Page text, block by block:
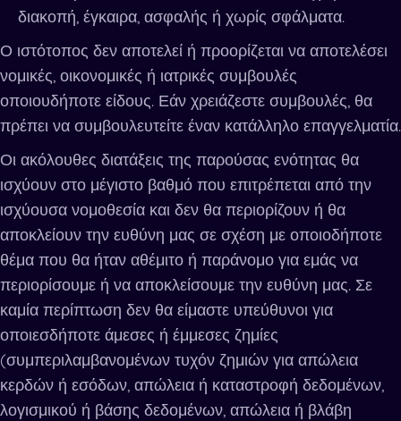
διακοπή, έγκαιρα, ασφαλής ή χωρίς σφάλματα.
Ο ιστότοπος δεν αποτελεί ή προορίζεται να αποτελέσει
νομικές, οικονομικές ή ιατρικές συμβουλές
οποιουδήποτε είδους. Εάν χρειάζεστε συμβουλές, θα
πρέπει να συμβουλευτείτε έναν κατάλληλο επαγγελματία.
Οι ακόλουθες διατάξεις της παρούσας ενότητας θα
ισχύουν στο μέγιστο βαθμό που επιτρέπεται από την
ισχύουσα νομοθεσία και δεν θα περιορίζουν ή θα
αποκλείουν την ευθύνη μας σε σχέση με οποιοδήποτε
θέμα που θα ήταν αθέμιτο ή παράνομο για εμάς να
περιορίσουμε ή να αποκλείσουμε την ευθύνη μας. Σε
καμία περίπτωση δεν θα είμαστε υπεύθυνοι για
οποιεσδήποτε άμεσες ή έμμεσες ζημίες
(συμπεριλαμβανομένων τυχόν ζημιών για απώλεια
κερδών ή εσόδων, απώλεια ή καταστροφή δεδομένων,
λογισμικού ή βάσης δεδομένων, απώλεια ή βλάβη